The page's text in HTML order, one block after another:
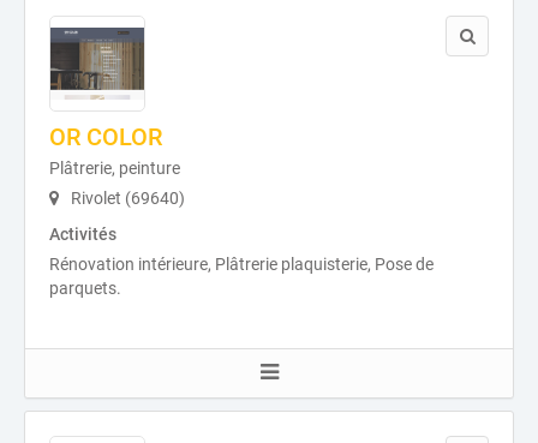
OR COLOR
Plâtrerie, peinture
Rivolet (69640)
Activités
Rénovation intérieure, Plâtrerie plaquisterie, Pose de
parquets.